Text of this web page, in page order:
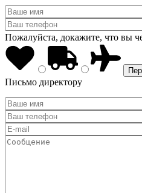
Пожалуйста, докажите, что вы
Письмо директору